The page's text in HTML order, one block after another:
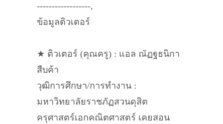
------------------,
ข้อมูลติวเตอร์
★ ติวเตอร์ (คุณครู) : แอล ณัฏฐธนิกา​
สืบค้า
วุฒิการศึกษา/การทำงาน :
มหาวิทยาลัย​ราชภัฏ​สวนดุสิต​
ครุศาสตร์​เอกคณิตศาสตร์ เคยสอน